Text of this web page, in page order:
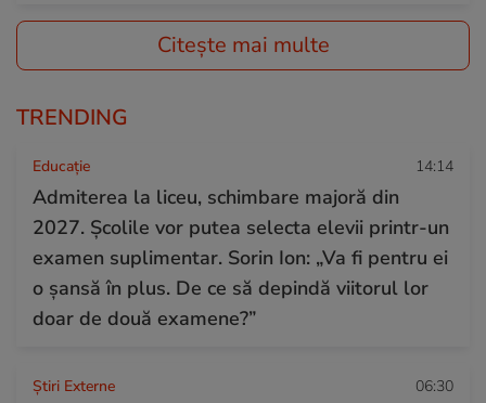
Citește mai multe
TRENDING
Educație 14:14
Admiterea la liceu, schimbare majoră din
2027. Școlile vor putea selecta elevii printr-un
examen suplimentar. Sorin Ion: „Va fi pentru ei
o șansă în plus. De ce să depindă viitorul lor
doar de două examene?”
Știri Externe 06:30